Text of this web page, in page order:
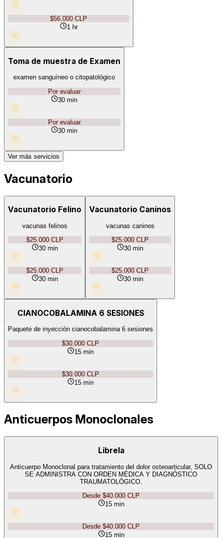
$56.000 CLP
1 hr
Toma de muestra de Examen
examen sanguíneo o citopatológico
Por evaluar
30 min
Por evaluar
30 min
Ver más servicios
Vacunatorio
Vacunatorio Felino
vacunas felinos
$25.000 CLP
30 min
$25.000 CLP
30 min
Vacunatorio Caninos
vacunas caninos
$25.000 CLP
30 min
$25.000 CLP
30 min
CIANOCOBALAMINA 6 SESIONES
Paquete de inyección cianocobalamina 6 sesiones
$30.000 CLP
15 min
$30.000 CLP
15 min
Anticuerpos Monoclonales
Librela
Anticuerpo Monoclonal para tratamiento del dolor osteoarticular, SOLO
SE ADMINISTRA CON ORDEN MÉDICA Y DIAGNÓSTICO
TRAUMATOLÓGICO.
Desde $40.000 CLP
15 min
Desde $40.000 CLP
15 min